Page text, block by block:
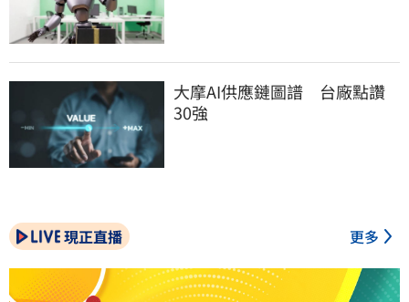
大摩AI供應鏈圖譜　台廠點讚
30強
現正直播 更多